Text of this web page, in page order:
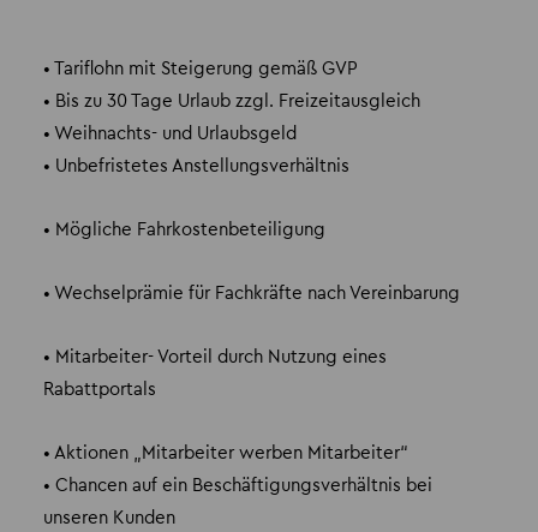
• Tariflohn mit Steigerung gemäß GVP
• Bis zu 30 Tage Urlaub zzgl. Freizeitausgleich
• Weihnachts- und Urlaubsgeld
• Unbefristetes Anstellungsverhältnis
• Mögliche Fahrkostenbeteiligung
• Wechselprämie für Fachkräfte nach Vereinbarung
• Mitarbeiter- Vorteil durch Nutzung eines
Rabattportals
• Aktionen „Mitarbeiter werben Mitarbeiter“
• Chancen auf ein Beschäftigungsverhältnis bei
unseren Kunden